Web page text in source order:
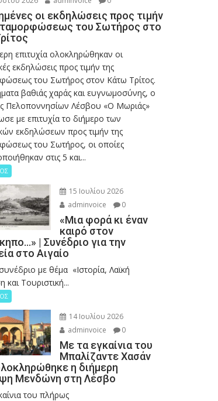
οι εκδηλώσεις προς τιμήν
του Σωτήρος στο
επιτυχία ολοκληρώθηκαν οι
εκδηλώσεις προς τιμήν της
του Σωτήρος στον Κάτω Τρίτος.
βαθιάς χαράς και ευγνωμοσύνης, ο
Πελοποννησίων Λέσβου «Ο Μωριάς»
με επιτυχία το διήμερο των
εκδηλώσεων προς τιμήν της
του Σωτήρος, οι οποίες
στις 5 και...
15 Ιουλίου 2026
adminvoice
0
«Μια φορά κι έναν
καιρό στον
| Συνέδριο για την
στο Αιγαίο
με θέμα «Ιστορία, Λαϊκή
και Τουριστική...
14 Ιουλίου 2026
adminvoice
0
Με τα εγκαίνια του
Μπαλίζαντε Χασάν
η διήμερη
Μενδώνη στη Λέσβο
του πλήρως